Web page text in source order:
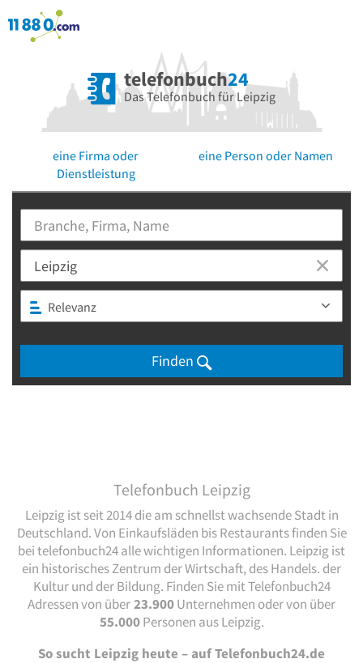
telefonbuch24
Das Telefonbuch für Leipzig
eine Firma oder
Dienstleistung
eine Person oder Namen
Relevanz
Finden
Telefonbuch Leipzig
Leipzig ist seit 2014 die am schnellst wachsende Stadt in
Deutschland. Von Einkaufsläden bis Restaurants finden Sie
bei telefonbuch24 alle wichtigen Informationen. Leipzig ist
ein historisches Zentrum der Wirtschaft, des Handels. der
Kultur und der Bildung. Finden Sie mit Telefonbuch24
Adressen von über23.900Unternehmen oder von über
55.000Personen aus Leipzig.
So sucht Leipzig heute – auf Telefonbuch24.de